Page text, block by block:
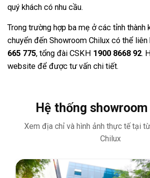
quý khách có nhu cầu.
Trong trường hợp ba mẹ ở các tỉnh thành
chuyển đến Showroom Chilux có thể
665 775, tổng đài CSKH 1900 8668 92.
website để được tư vấn chi tiết.
Hệ thống
Xem địa chỉ và hình ảnh thực tế tại
Chilux